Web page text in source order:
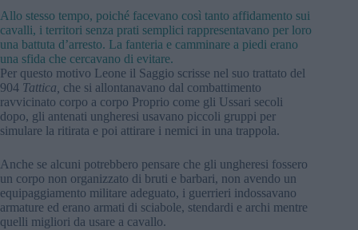
Allo stesso tempo, poiché facevano così tanto affidamento sui
cavalli, i territori senza prati semplici rappresentavano per loro
una battuta d’arresto. La fanteria e camminare a piedi erano
una sfida che cercavano di evitare.
Per questo motivo Leone il Saggio scrisse nel suo trattato del
904 Tattica, che si allontanavano dal combattimento
ravvicinato corpo a corpo Proprio come gli Ussari secoli
dopo, gli antenati ungheresi usavano piccoli gruppi per
simulare la ritirata e poi attirare i nemici in una trappola.
Anche se alcuni potrebbero pensare che gli ungheresi fossero
un corpo non organizzato di bruti e barbari, non avendo un
equipaggiamento militare adeguato, i guerrieri indossavano
armature ed erano armati di sciabole, stendardi e archi mentre
quelli migliori da usare a cavallo.